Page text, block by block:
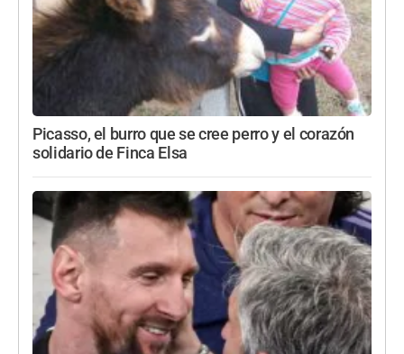
Picasso, el burro que se cree perro y el corazón
solidario de Finca Elsa